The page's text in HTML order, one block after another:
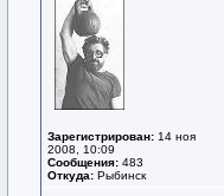
Зарегистрирован: 14 ноя
2008, 10:09
Сообщения: 483
Откуда: Рыбинск